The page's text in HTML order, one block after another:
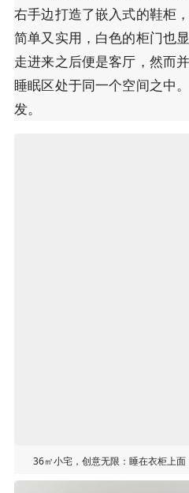
右手边打造了嵌入式的鞋柜
简单又实用，白色的柜门也
走进来之后便是客厅，然而
睡眠区处于同一个空间之中
发。
36㎡小宅，创意无限：睡在衣柜上面